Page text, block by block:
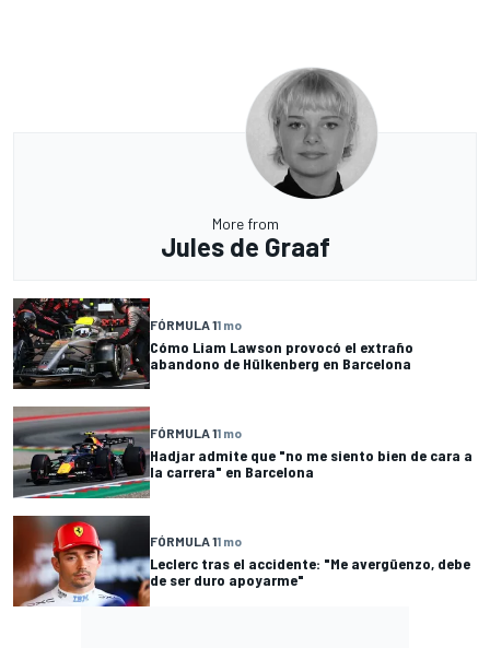
More from
Jules de Graaf
FÓRMULA 11 mo
Cómo Liam Lawson provocó el extraño
abandono de Hülkenberg en Barcelona
FÓRMULA 11 mo
Hadjar admite que "no me siento bien de cara a
la carrera" en Barcelona
FÓRMULA 11 mo
Leclerc tras el accidente: "Me avergüenzo, debe
de ser duro apoyarme"